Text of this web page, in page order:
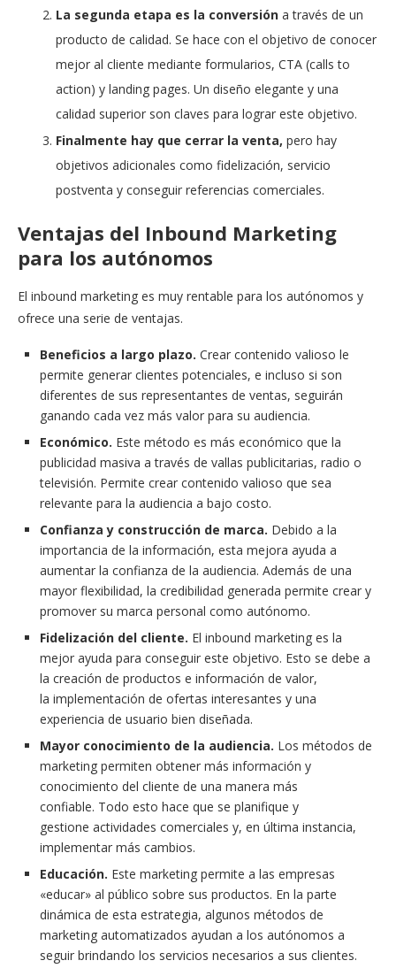
La segunda etapa es la conversión a través de un
producto de calidad. Se hace con el objetivo de conocer
mejor al cliente mediante formularios, CTA (calls to
action) y landing pages. Un diseño elegante y una
calidad superior son claves para lograr este objetivo.
Finalmente hay que cerrar la venta, pero hay
objetivos adicionales como fidelización, servicio
postventa y conseguir referencias comerciales.
Ventajas del Inbound Marketing
para los autónomos
El inbound marketing es muy rentable para los autónomos y
ofrece una serie de ventajas.
Beneficios a largo plazo. Crear contenido valioso le
permite generar clientes potenciales, e incluso si son
diferentes de sus representantes de ventas, seguirán
ganando cada vez más valor para su audiencia.
Económico. Este método es más económico que la
publicidad masiva a través de vallas publicitarias, radio o
televisión. Permite crear contenido valioso que sea
relevante para la audiencia a bajo costo.
Confianza y construcción de marca. Debido a la
importancia de la información, esta mejora ayuda a
aumentar la confianza de la audiencia. Además de una
mayor flexibilidad, la credibilidad generada permite crear y
promover su marca personal como autónomo.
Fidelización del cliente. El inbound marketing es la
mejor ayuda para conseguir este objetivo. Esto se debe a
la creación de productos e información de valor,
la implementación de ofertas interesantes y una
experiencia de usuario bien diseñada.
Mayor conocimiento de la audiencia. L os métodos de
marketing permiten obtener más información y
conocimiento del cliente de una manera más
confiable. Todo esto hace que se planifique y
gestione actividades comerciales y, en última instancia,
implementar más cambios.
Educación. Este marketing permite a las empresas
«educar» al público sobre sus productos. En la parte
dinámica de esta estrategia, algunos métodos de
marketing automatizados ayudan a los autónomos a
seguir brindando los servicios necesarios a sus clientes.